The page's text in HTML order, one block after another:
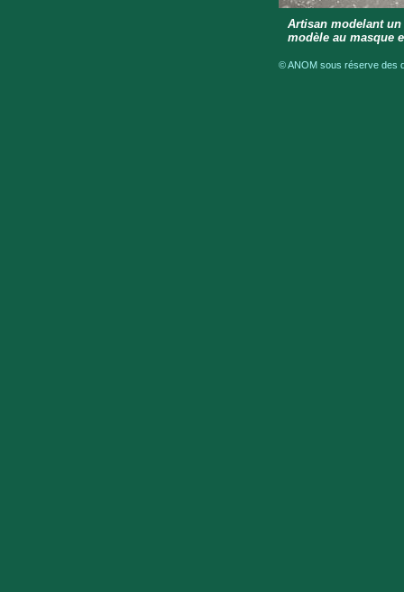
Artisan modelant
modèle au masque
© ANOM sous réserve des